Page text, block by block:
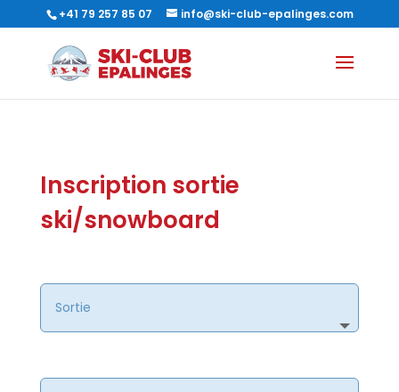
+41 79 257 85 07 info@ski-club-epalinges.com
Inscription sortie
ski/snowboard